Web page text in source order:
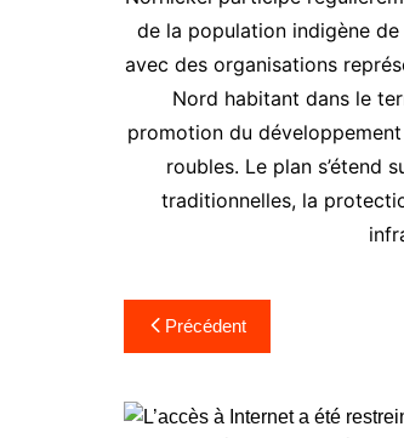
de la population indigène
avec des organisations
Nord habitant dans le
promotion du
roubles. Le plan s’étend
traditionnelles, la
Navigation
de
l’article
Précédent